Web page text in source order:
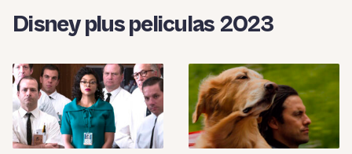
Disney plus peliculas 2023